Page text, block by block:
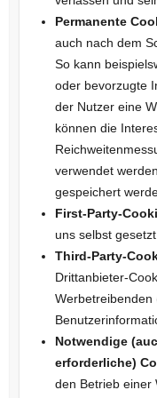
Permanente
auch nach dem
So kann
oder bevorzugte
der Nutzer eine
können die
verwendet
gespeichert
First-Party-
uns selbst gesetzt.
Third-Party-
Drittanbieter-
Werbetreibenden
Notwendige
erforderliche)
den Betrieb einer